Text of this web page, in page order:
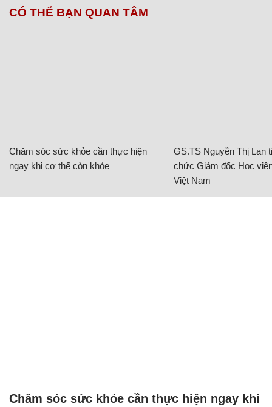
CÓ THỂ BẠN QUAN TÂM
Chăm sóc sức khỏe cần thực hiện
ngay khi cơ thể còn khỏe
GS.TS Nguyễn Thị Lan
chức Giám đốc Học
Việt Nam
Chăm sóc sức khỏe cần thực hiện ngay khi